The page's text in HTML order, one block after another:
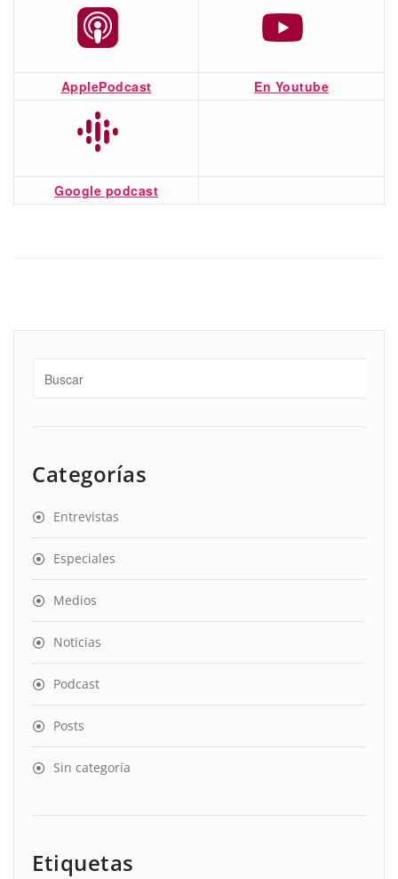
ApplePodcast En Youtube
Google podcast
Categorías
Entrevistas
Especiales
Medios
Noticias
Podcast
Posts
Sin categoría
Etiquetas